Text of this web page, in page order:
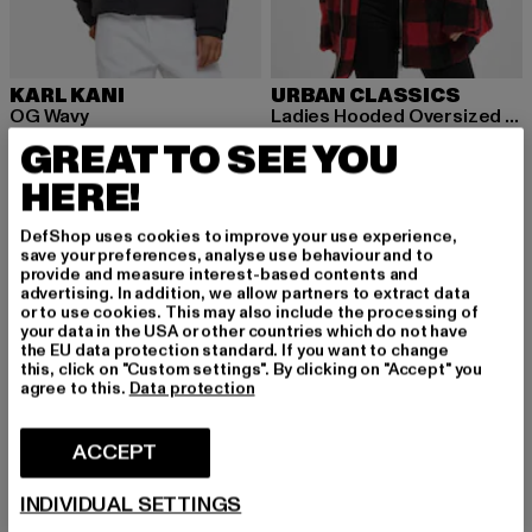
KARL KANI
OG Wavy
75,39 EUR
Ajankohtainen hinta: 75,39 EUR
129,99 EURKampanjahinta: 129,99 EUR
URBAN CLASSICS
Ladies Hooded Oversized Check Sherpa
56,99 EUR
Ajankohtainen hinta: 56,99 EUR
99,99 EUR
-54%
GREAT TO SEE YOU
HERE!
DefShop uses cookies to improve your use experience,
save your preferences, analyse use behaviour and to
provide and measure interest-based contents and
advertising. In addition, we allow partners to extract data
or to use cookies. This may also include the processing of
your data in the USA or other countries which do not have
the EU data protection standard. If you want to change
this, click on "Custom settings". By clicking on "Accept" you
agree to this. Data protection
ACCEPT
INDIVIDUAL SETTINGS